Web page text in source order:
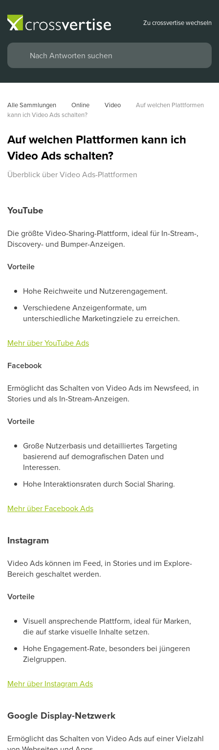
Zu crossvertise wechseln
Alle Sammlungen Online Video
Auf welchen Plattformen
kann ich Video Ads schalten?
Auf welchen Plattformen kann ich
Video Ads schalten?
Überblick über Video Ads-Plattformen
YouTube
Die größte Video-Sharing-Plattform, ideal für In-Stream-,
Discovery- und Bumper-Anzeigen.
Vorteile
Hohe Reichweite und Nutzerengagement.
Verschiedene Anzeigenformate, um
unterschiedliche Marketingziele zu erreichen.
Mehr über YouTube Ads
Facebook
Ermöglicht das Schalten von Video Ads im Newsfeed, in
Stories und als In-Stream-Anzeigen.
Vorteile
Große Nutzerbasis und detailliertes Targeting
basierend auf demografischen Daten und
Interessen.
Hohe Interaktionsraten durch Social Sharing.
Mehr über Facebook Ads
Instagram
Video Ads können im Feed, in Stories und im Explore-
Bereich geschaltet werden.
Vorteile
Visuell ansprechende Plattform, ideal für Marken,
die auf starke visuelle Inhalte setzen.
Hohe Engagement-Rate, besonders bei jüngeren
Zielgruppen.
Mehr über Instagram Ads
Google Display-Netzwerk
Ermöglicht das Schalten von Video Ads auf einer Vielzahl